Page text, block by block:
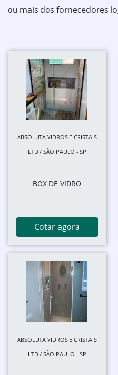
ou mais dos fornecedores
ABSOLUTA VIDROS E CRISTAIS
LTD / SÃO PAULO - SP
BOX DE VIDRO
Cotar agora
ABSOLUTA VIDROS E CRISTAIS
LTD / SÃO PAULO - SP